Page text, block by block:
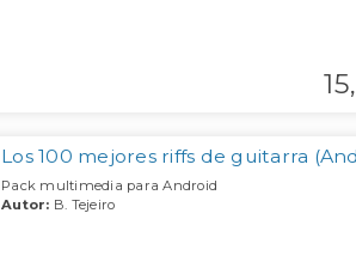
15,
Los 100 mejores riffs de guitarra
Pack multimedia para Android
Autor: B. Tejeiro